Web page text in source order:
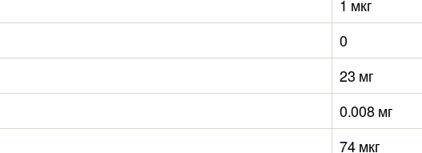
1 мкг
0
23 мг
0.008 мг
74 мкг